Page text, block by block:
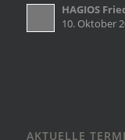
HAGIOS
10. Oktober
AKTUELLE